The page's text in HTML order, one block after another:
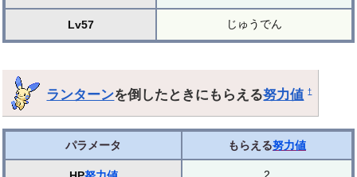
Lv57 じゅうでん
ランターンを倒したときにもらえる努力値 †
パラメータ もらえる努力値